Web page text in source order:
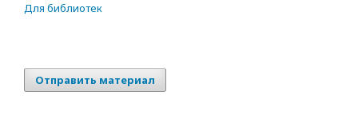
Для библиотек
Отправить материал